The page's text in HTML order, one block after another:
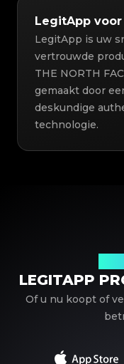
LegitApp voor
LegitApp is uw
vertrouwde
THE NORTH
gemaakt door
deskundige
technologie.
LEGITAPP
Of u nu koopt of